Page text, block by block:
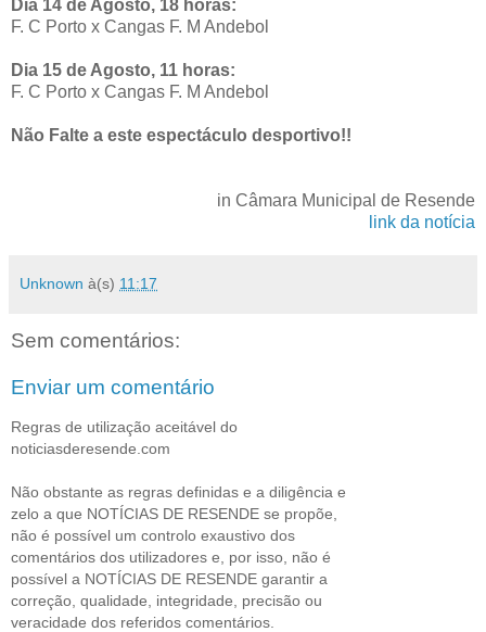
Dia 14 de Agosto, 18 horas:
F. C Porto x Cangas F. M Andebol
Dia 15 de Agosto, 11 horas:
F. C Porto x Cangas F. M Andebol
Não Falte a este espectáculo desportivo!!
in Câmara Municipal de Resende
link da notícia
Unknown à(s) 11:17
Sem comentários:
Enviar um comentário
Regras de utilização aceitável do
noticiasderesende.com
Não obstante as regras definidas e a diligência e
zelo a que NOTÍCIAS DE RESENDE se propõe,
não é possível um controlo exaustivo dos
comentários dos utilizadores e, por isso, não é
possível a NOTÍCIAS DE RESENDE garantir a
correção, qualidade, integridade, precisão ou
veracidade dos referidos comentários.